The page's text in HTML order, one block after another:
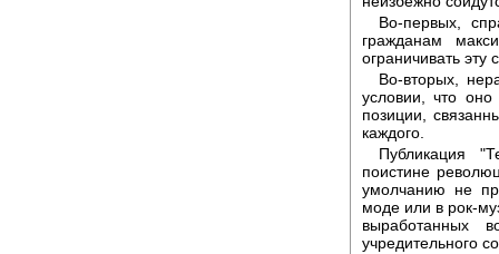
Во-первых,
гражданам
ограничивать эту
Во-вторых,
условии, что
позиции,
каждого.
Публикация
поистине
умолчанию не
моде или в рок-
выработанных
учредительного